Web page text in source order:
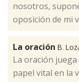
nosotros,
oposición de mi
La oración B.
​La oración juega
papel vital en la